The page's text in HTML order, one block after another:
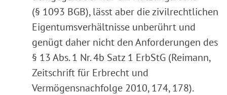
(§ 1093 BGB), lässt aber die zivilrechtlichen
Eigentumsverhältnisse unberührt und
genügt daher nicht den Anforderungen des
§ 13 Abs. 1 Nr. 4b Satz 1 ErbStG (Reimann,
Zeitschrift für Erbrecht und
Vermögensnachfolge 2010, 174, 178).